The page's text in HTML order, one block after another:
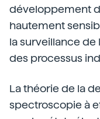
développement
hautement
la surveillance
des processus
La théorie de la
spectroscopie à